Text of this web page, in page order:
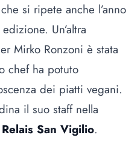
si ripete anche l’anno
Un’altra
Mirko Ronzoni è stata
chef ha potuto
dei piatti vegani.
il suo staff nella
Relais San Vigilio.